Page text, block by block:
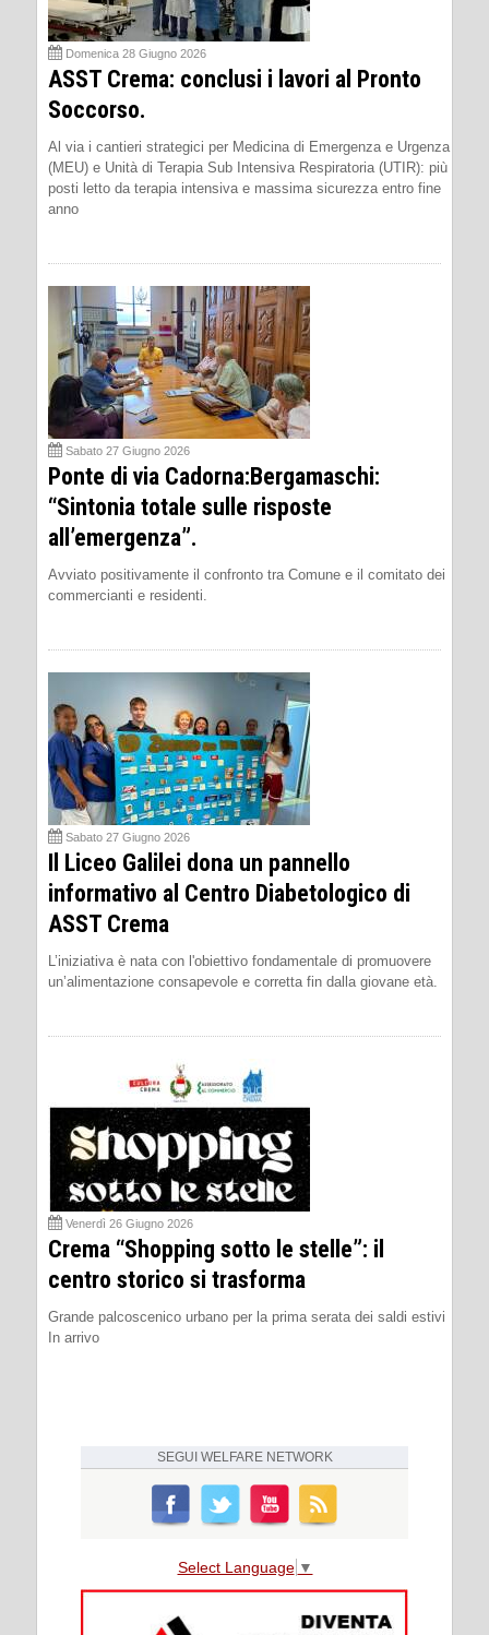
Domenica 28 Giugno 2026
ASST Crema: conclusi i lavori al Pronto
Soccorso.
Al via i cantieri strategici per Medicina di Emergenza e Urgenza
(MEU) e Unità di Terapia Sub Intensiva Respiratoria (UTIR): più
posti letto da terapia intensiva e massima sicurezza entro fine
anno
Sabato 27 Giugno 2026
Ponte di via Cadorna:Bergamaschi:
“Sintonia totale sulle risposte
all’emergenza”.
Avviato positivamente il confronto tra Comune e il comitato dei
commercianti e residenti.
Sabato 27 Giugno 2026
Il Liceo Galilei dona un pannello
informativo al Centro Diabetologico di
ASST Crema
L’iniziativa è nata con l'obiettivo fondamentale di promuovere
un’alimentazione consapevole e corretta fin dalla giovane età.
Venerdì 26 Giugno 2026
Crema “Shopping sotto le stelle”: il
centro storico si trasforma
Grande palcoscenico urbano per la prima serata dei saldi estivi
In arrivo
SEGUI WELFARE NETWORK
Select Language ▼